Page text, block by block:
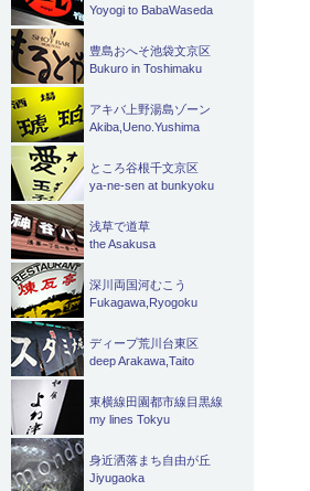
Yoyogi to BabaWaseda
豊島おへそ池袋文京区
Bukuro in Toshimaku
アキバ上野湯島ゾーン
Akiba,Ueno.Yushima
ところ谷根千文京区
ya-ne-sen at bunkyoku
浅草で道草
the Asakusa
深川両国河むこう
Fukagawa,Ryogoku
ディープ荒川台東区
deep Arakawa,Taito
東横線田園都市線目黒線
my lines Tokyu
身近洒落まち自由が丘
Jiyugaoka